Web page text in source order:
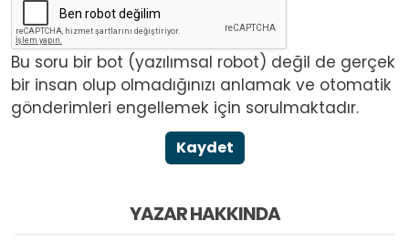
Bu soru bir bot (yazılımsal robot) değil de gerçek
bir insan olup olmadığınızı anlamak ve otomatik
gönderimleri engellemek için sorulmaktadır.
Kaydet
YAZAR HAKKINDA